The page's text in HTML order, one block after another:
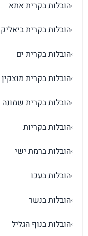
›הובלות בקרית אתא
›הובלות בקרית ביאליק
›הובלות בקרית ים
›הובלות בקרית מוצקין
›הובלות בקרית שמונה
›הובלות בקריות
›הובלות ברמת ישי
›הובלות בעכו
›הובלות בנשר
›הובלות בנוף הגליל